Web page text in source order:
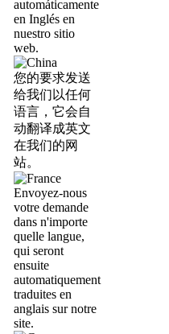
automáticamente
en Inglés en
nuestro sitio
web.
您的要求发送
给我们以任何
语言，它会自
动翻译成英文
在我们的网
站。
Envoyez-nous
votre demande
dans n'importe
quelle langue,
qui seront
ensuite
automatiquement
traduites en
anglais sur notre
site.